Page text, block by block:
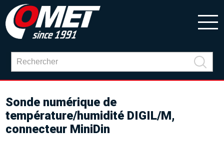
Sonde numérique de
température/humidité DIGIL/M,
connecteur MiniDin